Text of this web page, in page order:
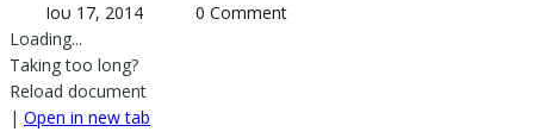
Ιου 17, 2014
0 Comment
Loading...
Taking too long?
Reload document
| Open in new tab